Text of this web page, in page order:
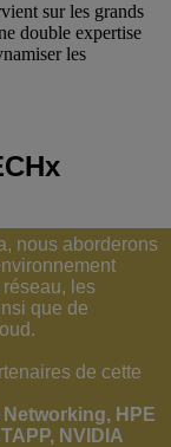
sur les grands
double expertise
les
nous aborderons
les
que de
de cette
HPE
NVIDIA